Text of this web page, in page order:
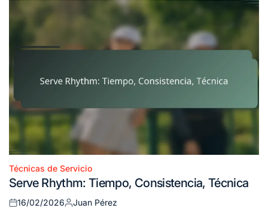
Posted
in
Técnicas de Servicio
Serve Rhythm: Tiempo, Consistencia, Técnica
Posted
16/02/2026
Posted
Juan Pérez